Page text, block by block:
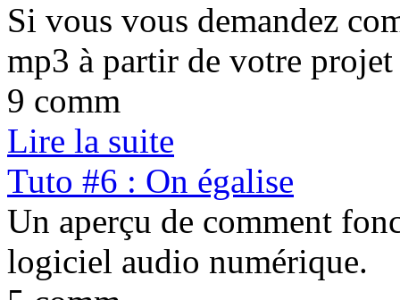
Si vous vous demandez
mp3 à partir de votre
9 comm
Lire la suite
Tuto #6 : On égalise
Un aperçu de comment
logiciel audio numérique.